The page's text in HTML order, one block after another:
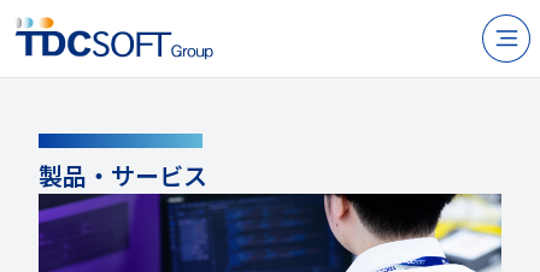
企業情報
採用
IR情報
PRODUCTS / SERVICES
製品・サービス